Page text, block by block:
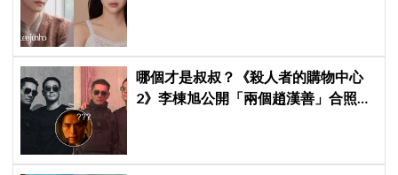
哪個才是叔叔？《殺人者的購物中心
2》李棟旭公開「兩個趙漢善」合照，